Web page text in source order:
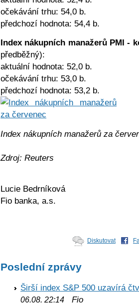
očekávání trhu: 54,0 b.
předchozí hodnota: 54,4 b.
Index nákupních manažerů PMI -
předběžný):
aktuální hodnota: 52,0 b.
očekávání trhu: 53,0 b.
předchozí hodnota: 53,2 b.
Index nákupních manažerů za
Zdroj: Reuters
Lucie Bedrníková
Fio banka, a.s.
Diskutovat
Poslední zprávy
Širší index S&P 500 uzavírá
06.08. 22:14 Fio